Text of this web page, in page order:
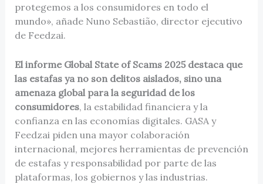
protegemos a los consumidores en todo el
mundo», añade Nuno Sebastião, director ejecutivo
de Feedzai.
El informe Global State of Scams 2025 destaca que
las estafas ya no son delitos aislados, sino una
amenaza global para la seguridad de los
consumidores, la estabilidad financiera y la
confianza en las economías digitales. GASA y
Feedzai piden una mayor colaboración
internacional, mejores herramientas de prevención
de estafas y responsabilidad por parte de las
plataformas, los gobiernos y las industrias.